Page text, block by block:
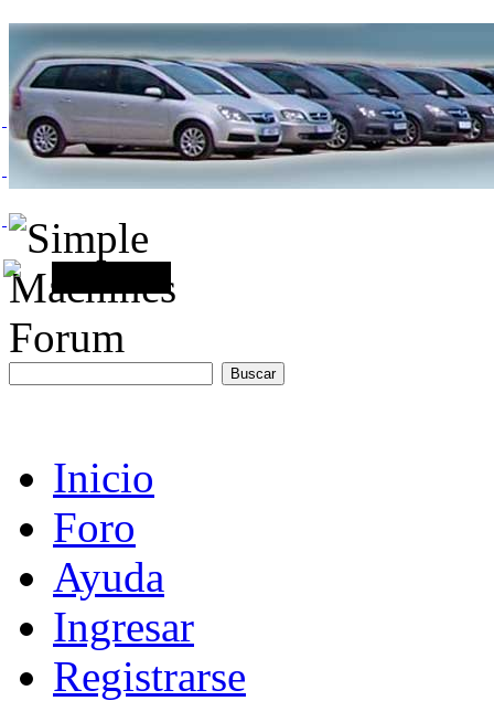
Inicio
Foro
Ayuda
Ingresar
Registrarse